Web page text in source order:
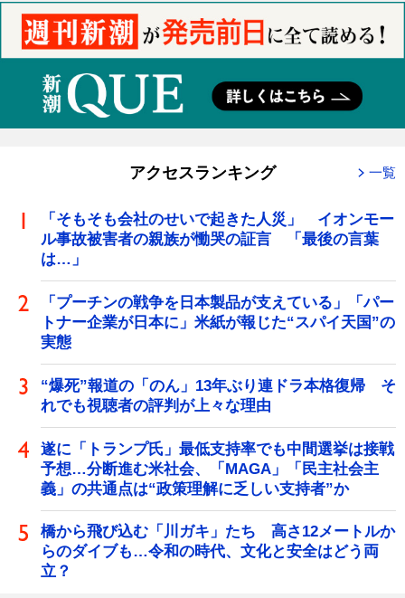
アクセスランキング 一覧
「そもそも会社のせいで起きた人災」 イオンモー
ル事故被害者の親族が慟哭の証言 「最後の言葉
は…」
「プーチンの戦争を日本製品が支えている」「パー
トナー企業が日本に」米紙が報じた“スパイ天国”の
実態
“爆死”報道の「のん」13年ぶり連ドラ本格復帰 そ
れでも視聴者の評判が上々な理由
遂に「トランプ氏」最低支持率でも中間選挙は接戦
予想…分断進む米社会、「MAGA」「民主社会主
義」の共通点は“政策理解に乏しい支持者”か
橋から飛び込む「川ガキ」たち 高さ12メートルか
らのダイブも…令和の時代、文化と安全はどう両
立？